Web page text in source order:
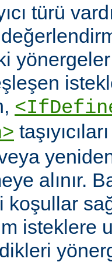
türü
alınır.
koşullar
isteklere